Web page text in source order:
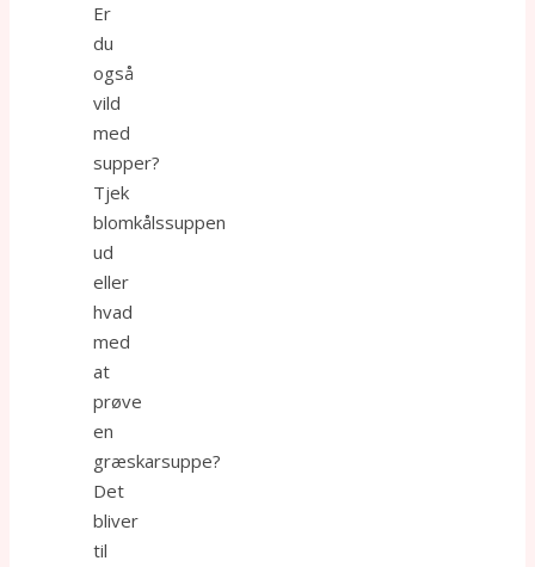
Er
du
også
vild
med
supper?
Tjek
blomkålssuppen
ud
eller
hvad
med
at
prøve
en
græskarsuppe?
Det
bliver
til